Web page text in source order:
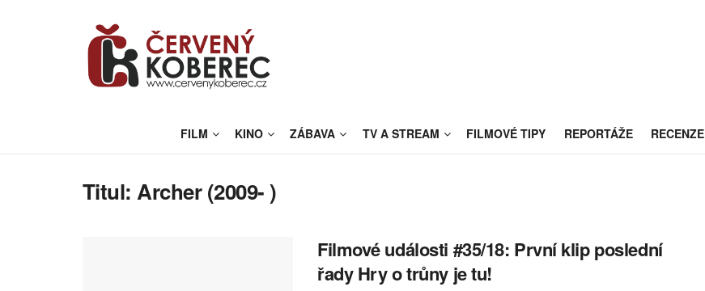
FILM KINO ZÁBAVA TV A STREAM FILMOVÉ TIPY REPORTÁŽE RECENZE
Titul:Archer (2009- )
Filmové události #35/18: První klip poslední
řady Hry o trůny je tu!